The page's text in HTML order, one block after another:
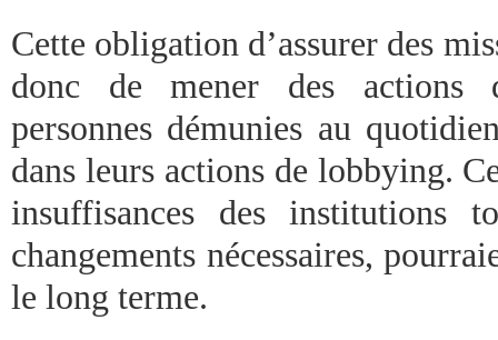
Cette obligation d’assurer des
donc de mener des actions
personnes démunies au
dans leurs actions de lobbying.
insuffisances des institutions
changements nécessaires,
le long terme.